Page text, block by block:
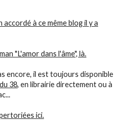
à ce même blog il y a
"L'amor dans l'âme", là.
encore, il est toujours disponible
38,en librairie directement ou à
ici.